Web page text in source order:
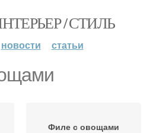
/ СТИЛЬ
новости статьи
Филе с овощами